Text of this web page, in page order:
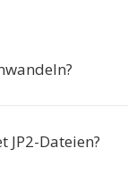
JP2-Dateien?